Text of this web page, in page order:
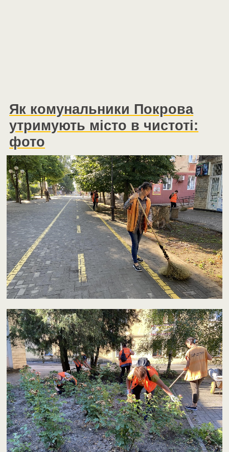
Як комунальники Покрова
утримують місто в чистоті:
фото